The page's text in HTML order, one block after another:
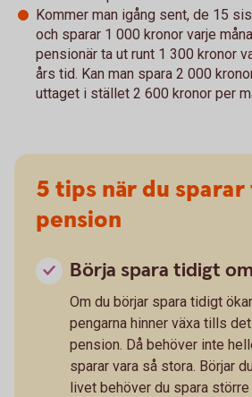
Kommer man igång sent, de 15
och sparar 1 000 kronor varje
pensionär ta ut runt 1 300 kronor
års tid. Kan man spara 2 000
uttaget i stället 2 600 kronor per
5 tips när du
pension
Börja spara tidigt
Om du börjar spara tidigt
pengarna hinner växa tills
pension. Då behöver inte
sparar vara så stora. Börjar
livet behöver du spara